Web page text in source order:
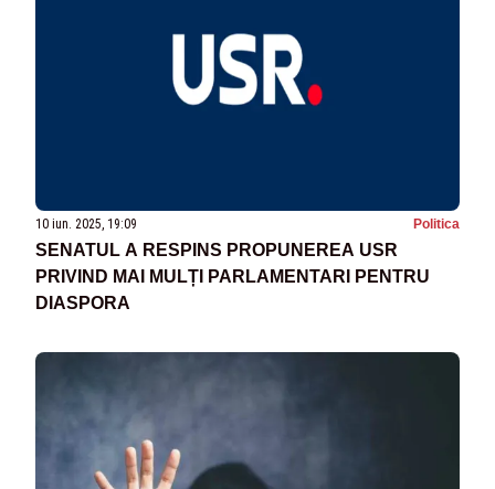
10 iun. 2025, 19:09 Politica
SENATUL A RESPINS PROPUNEREA USR
PRIVIND MAI MULȚI PARLAMENTARI PENTRU
DIASPORA